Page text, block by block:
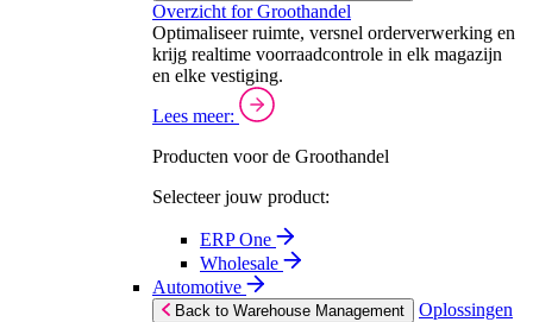
Overzicht for Groothandel
Optimaliseer ruimte, versnel orderverwerking en
krijg realtime voorraadcontrole in elk magazijn
en elke vestiging.
Lees meer:
Producten voor de Groothandel
Selecteer jouw product:
ERP One
Wholesale
Automotive
Back to Warehouse Management
Oplossingen